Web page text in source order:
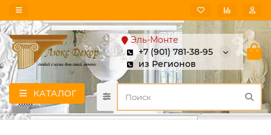
Эль-Монте
+7 (901) 781-38-95
из Регионов
КАТАЛОГ